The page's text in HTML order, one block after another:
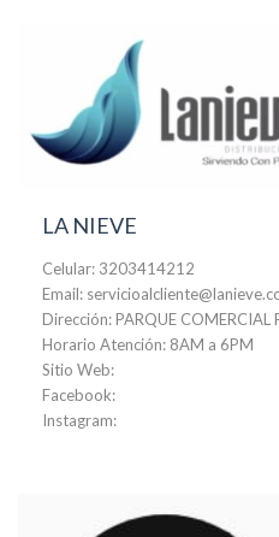
LA NIEVE
Celular: 3203414212
Email:
Dirección: PARQUE COMERCIAL
Horario Atención: 8AM a 6PM
Sitio Web:
Facebook:
Instagram: